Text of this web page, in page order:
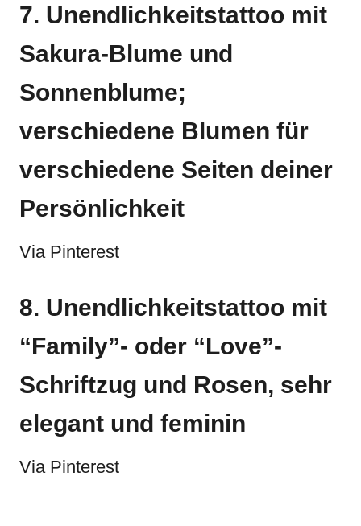
7. Unendlichkeitstattoo mit
Sakura-Blume und
Sonnenblume;
verschiedene Blumen für
verschiedene Seiten deiner
Persönlichkeit
Via Pinterest
8. Unendlichkeitstattoo mit
“Family”- oder “Love”-
Schriftzug und Rosen, sehr
elegant und feminin
Via Pinterest